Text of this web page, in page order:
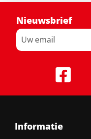
Nieuwsbrief
Informatie